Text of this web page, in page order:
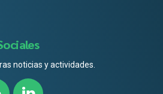
noticias y actividades.